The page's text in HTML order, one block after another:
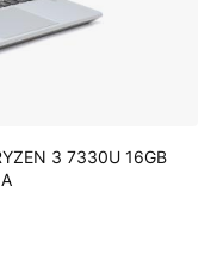
3 7330U 16GB